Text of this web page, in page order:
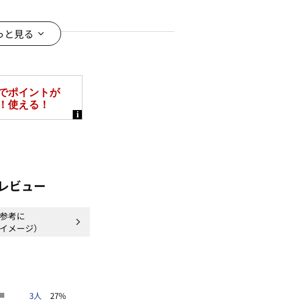
ットなので、トップスは短めのブ
＊＊
＊＊
と見る
ビュー
考に
メージ）
3人
27%